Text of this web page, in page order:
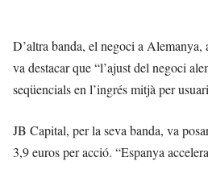
D’altra banda, el negoci a
va destacar que “l’ajust del negoci
seqüencials en l’ingrés mitjà per
JB Capital, per la seva banda, va
3,9 euros per acció. “Espanya